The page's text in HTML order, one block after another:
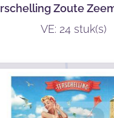
Zoute
VE: 24 stuk(s)